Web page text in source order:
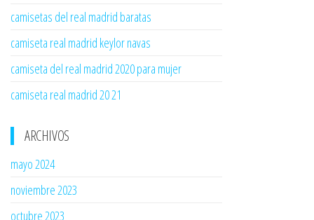
camisetas del real madrid baratas
camiseta real madrid keylor navas
camiseta del real madrid 2020 para mujer
camiseta real madrid 20 21
ARCHIVOS
mayo 2024
noviembre 2023
octubre 2023